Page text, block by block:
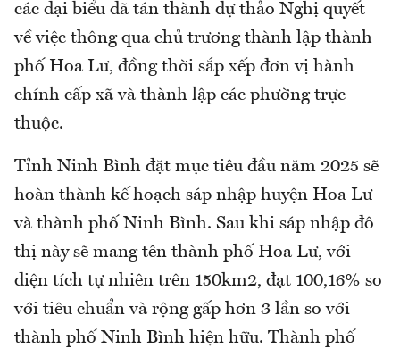
các đại biểu đã tán thành dự thảo Nghị quyết
về việc thông qua chủ trương thành lập thành
phố Hoa Lư, đồng thời sắp xếp đơn vị hành
chính cấp xã và thành lập các phường trực
thuộc.
Tỉnh Ninh Bình đặt mục tiêu đầu năm 2025 sẽ
hoàn thành kế hoạch sáp nhập huyện Hoa Lư
và thành phố Ninh Bình. Sau khi sáp nhập đô
thị này sẽ mang tên thành phố Hoa Lư, với
diện tích tự nhiên trên 150km2, đạt 100,16% so
với tiêu chuẩn và rộng gấp hơn 3 lần so với
thành phố Ninh Bình hiện hữu. Thành phố